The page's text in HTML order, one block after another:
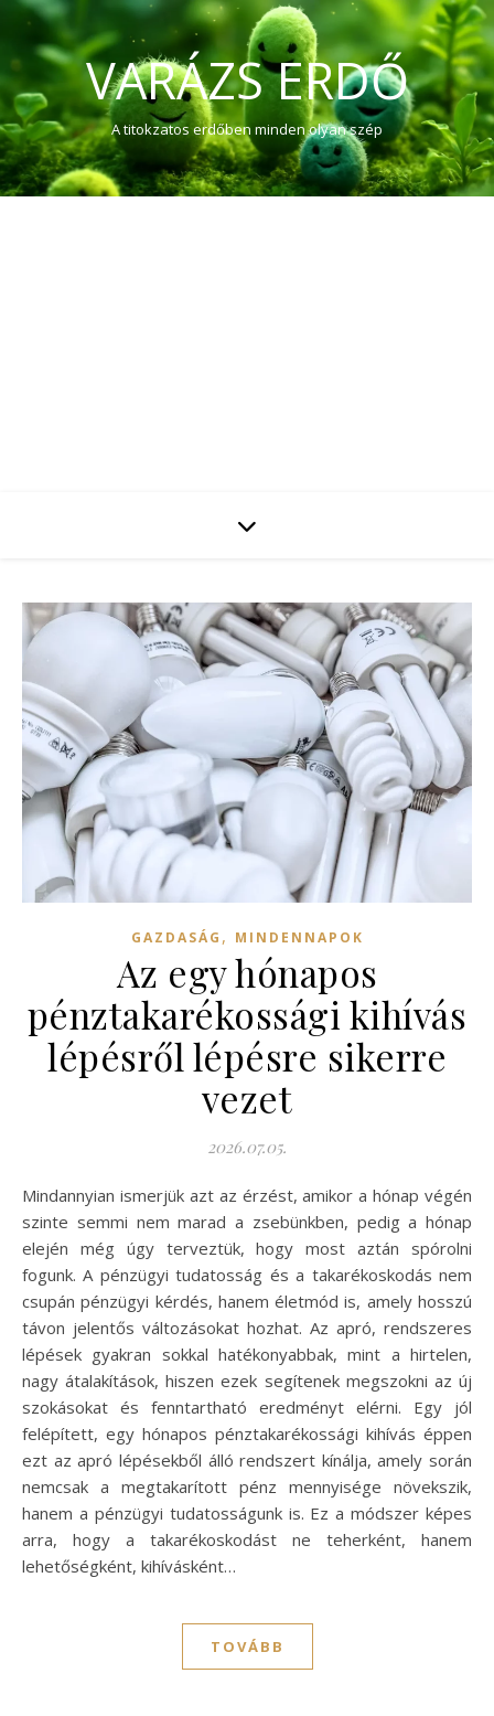
VARÁZS ERDŐ
A titokzatos erdőben minden olyan szép
GAZDASÁG , MINDENNAPOK
Az egy hónapos
pénztakarékossági kihívás
lépésről lépésre sikerre
vezet
2026.07.05.
Mindannyian ismerjük azt az érzést, amikor a hónap végén
szinte semmi nem marad a zsebünkben, pedig a hónap
elején még úgy terveztük, hogy most aztán spórolni
fogunk. A pénzügyi tudatosság és a takarékoskodás nem
csupán pénzügyi kérdés, hanem életmód is, amely hosszú
távon jelentős változásokat hozhat. Az apró, rendszeres
lépések gyakran sokkal hatékonyabbak, mint a hirtelen,
nagy átalakítások, hiszen ezek segítenek megszokni az új
szokásokat és fenntartható eredményt elérni. Egy jól
felépített, egy hónapos pénztakarékossági kihívás éppen
ezt az apró lépésekből álló rendszert kínálja, amely során
nemcsak a megtakarított pénz mennyisége növekszik,
hanem a pénzügyi tudatosságunk is. Ez a módszer képes
arra, hogy a takarékoskodást ne teherként, hanem
lehetőségként, kihívásként…
TOVÁBB